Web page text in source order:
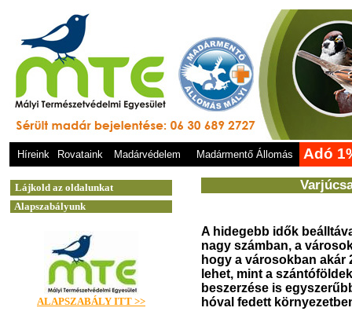
Híreink Rovataink Madárvédelem Madármentő Állomás Adó
A hidegebb idők
nagy számban, a
hogy a városokban akár
lehet, mint a
beszerzése is
hóval fedett